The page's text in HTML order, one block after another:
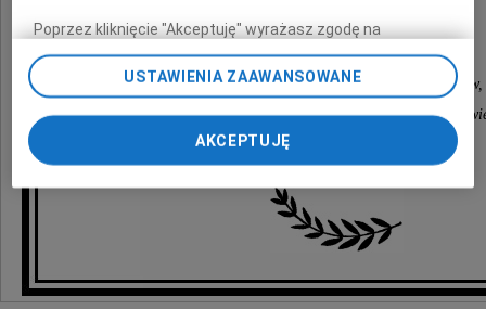
składają
Dyrekcja, Rada Pedagogiczna, Rada Rodziców,
pracownicy administracji i obsługi oraz
Gimnazjum nr 20
Poprzez kliknięcie "Akceptuję" wyrażasz zgodę na
zainstalowanie i przechowywanie plików typu cookie
Wyborczej sp. z o. o. jej Zaufanych Partnerów i Agora S.A.
na Twoim urządzeniu końcowym. Możesz też w każdej
chwili zmienić swoje preferencje dot. plików cookie,
ponownie wywołując narzędzie do zarządzania Twoimi
preferencjami dot. przetwarzania danych poprzez
przechodząc do sekcji „Ustawienia zaawansowane”.
Zmiana ustawień plików cookie możliwa jest także za
My, nasi Zaufani Partnerzy i Agora S.A. możemy
USTAWIENIA ZAAWANSOWANE
AKCEPTUJĘ